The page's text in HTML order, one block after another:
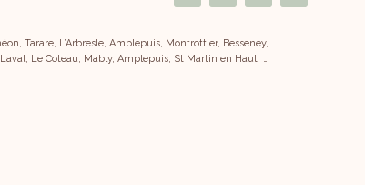
Tarare, L’Arbresle, Amplepuis, Montrottier, Besseney,
Le Coteau, Mably, Amplepuis, St Martin en Haut, …